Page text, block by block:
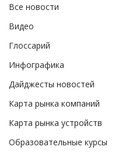
Все новости
Видео
Глоссарий
Инфографика
Дайджесты новостей
Карта рынка компаний
Карта рынка устройств
Образовательные курсы